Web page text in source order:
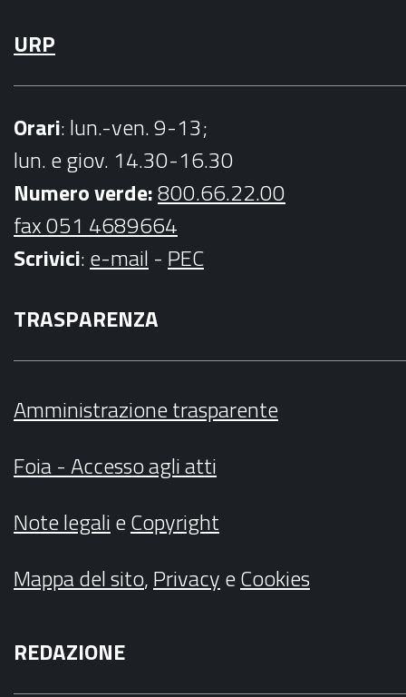
URP
Orari: lun.-ven. 9-13;
lun. e giov. 14.30-16.30
Numero verde:800.66.22.00
fax 051 4689664
Scrivici:e-mail - PEC
TRASPARENZA
Amministrazione trasparente
Foia - Accesso agli atti
Note legalieCopyright
Mappa del sito,PrivacyeCookies
REDAZIONE